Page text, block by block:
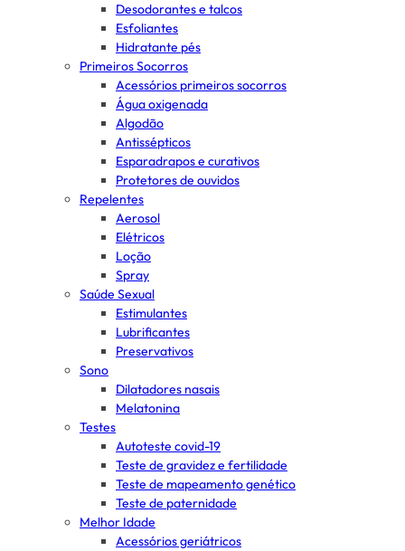
Desodorantes e talcos
Esfoliantes
Hidratante pés
Primeiros Socorros
Acessórios primeiros socorros
Água oxigenada
Algodão
Antissépticos
Esparadrapos e curativos
Protetores de ouvidos
Repelentes
Aerosol
Elétricos
Loção
Spray
Saúde Sexual
Estimulantes
Lubrificantes
Preservativos
Sono
Dilatadores nasais
Melatonina
Testes
Autoteste covid-19
Teste de gravidez e fertilidade
Teste de mapeamento genético
Teste de paternidade
Melhor Idade
Acessórios geriátricos